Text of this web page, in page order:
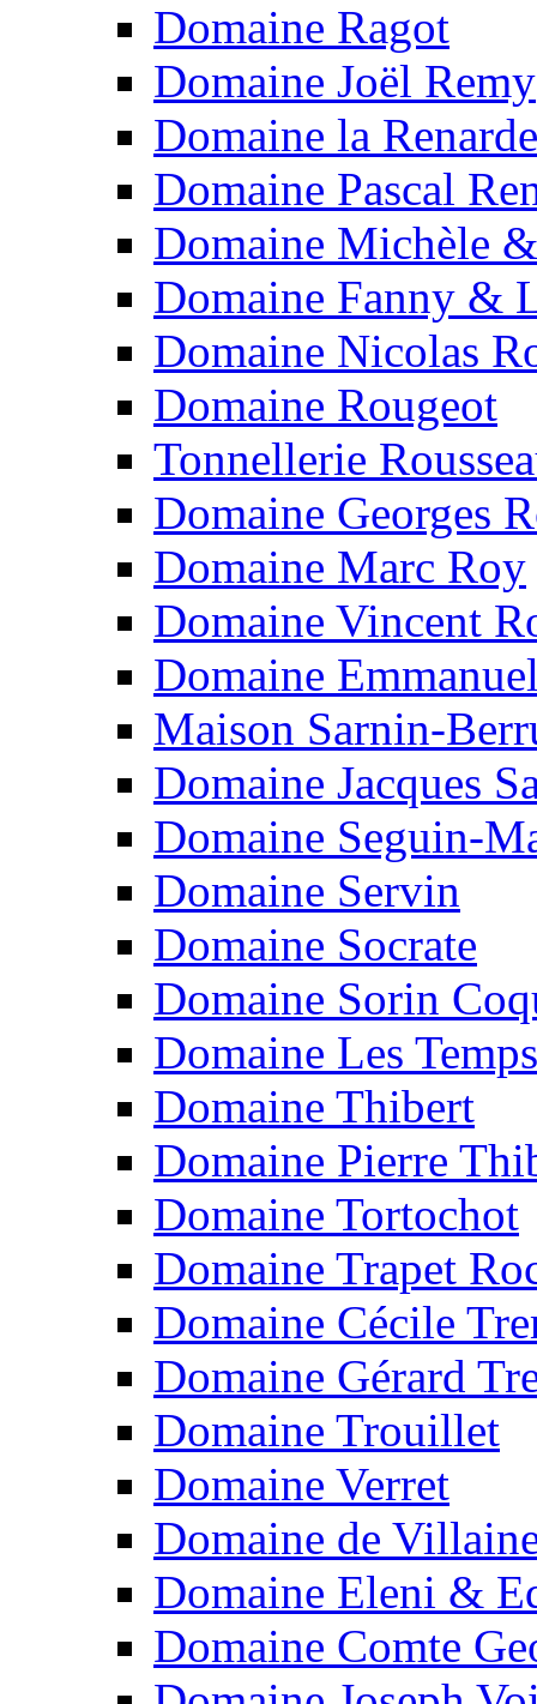
Domaine Ragot
Domaine Joël Remy
Domaine la Renarde
Domaine Pascal
Domaine Michèle
Domaine Fanny &
Domaine Nicolas
Domaine Rougeot
Tonnellerie
Domaine Georges
Domaine Marc Roy
Domaine Vincent
Domaine
Maison Sarnin-
Domaine Jacques
Domaine Seguin-
Domaine Servin
Domaine Socrate
Domaine Sorin
Domaine Les
Domaine Thibert
Domaine Pierre
Domaine Tortochot
Domaine Trapet
Domaine Cécile
Domaine Gérard
Domaine Trouillet
Domaine Verret
Domaine de
Domaine Eleni &
Domaine Comte